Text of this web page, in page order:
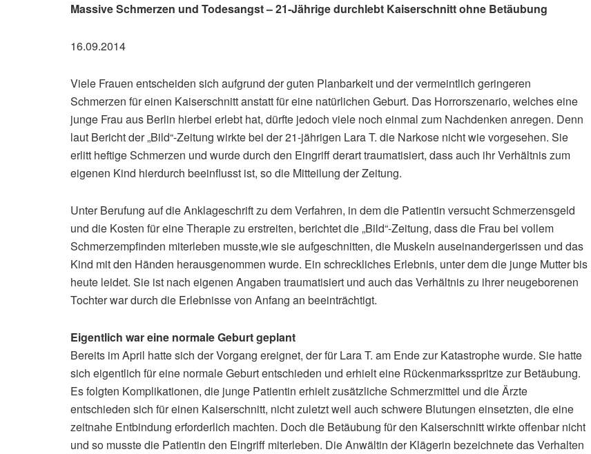
Massive Schmerzen und Todesangst – 21-Jährige durchlebt Kaiserschnitt ohne Betäubung
16.09.2014
Viele Frauen entscheiden sich aufgrund der guten Planbarkeit und der vermeintlich geringeren
Schmerzen für einen Kaiserschnitt anstatt für eine natürlichen Geburt. Das Horrorszenario, welches eine
junge Frau aus Berlin hierbei erlebt hat, dürfte jedoch viele noch einmal zum Nachdenken anregen. Denn
laut Bericht der „Bild“-Zeitung wirkte bei der 21-jährigen Lara T. die Narkose nicht wie vorgesehen. Sie
erlitt heftige Schmerzen und wurde durch den Eingriff derart traumatisiert, dass auch ihr Verhältnis zum
eigenen Kind hierdurch beeinflusst ist, so die Mitteilung der Zeitung.
Unter Berufung auf die Anklageschrift zu dem Verfahren, in dem die Patientin versucht Schmerzensgeld
und die Kosten für eine Therapie zu erstreiten, berichtet die „Bild“-Zeitung, dass die Frau bei vollem
Schmerzempfinden miterleben musste,wie sie aufgeschnitten, die Muskeln auseinandergerissen und das
Kind mit den Händen herausgenommen wurde. Ein schreckliches Erlebnis, unter dem die junge Mutter bis
heute leidet. Sie ist nach eigenen Angaben traumatisiert und auch das Verhältnis zu ihrer neugeborenen
Tochter war durch die Erlebnisse von Anfang an beeinträchtigt.
Eigentlich war eine normale Geburt geplant
Bereits im April hatte sich der Vorgang ereignet, der für Lara T. am Ende zur Katastrophe wurde. Sie hatte
sich eigentlich für eine normale Geburt entschieden und erhielt eine Rückenmarksspritze zur Betäubung.
Es folgten Komplikationen, die junge Patientin erhielt zusätzliche Schmerzmittel und die Ärzte
entschieden sich für einen Kaiserschnitt, nicht zuletzt weil auch schwere Blutungen einsetzten, die eine
zeitnahe Entbindung erforderlich machten. Doch die Betäubung für den Kaiserschnitt wirkte offenbar nicht
und so musste die Patientin den Eingriff miterleben. Die Anwältin der Klägerin bezeichnete das Verhalten